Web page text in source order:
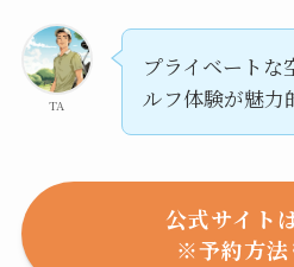
TA
プライベートな
ルフ体験が魅力
公式サイト
※予約方法